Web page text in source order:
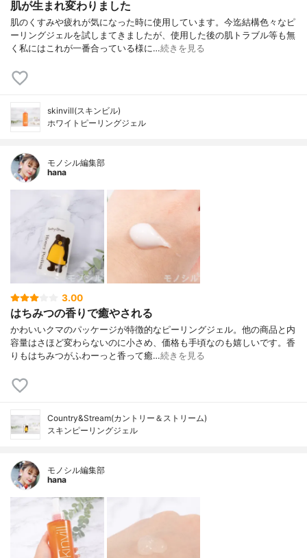
肌が生まれ変わりました
肌のくすみや疲れが気になった時に使用しています。今迄結構色々なピ
ーリングジェルを試しまてきましたが、使用した後の肌トラブル等も無
く私にはこれが一番合っている様に…続きを見る
skinvill(スキンビル)
ホワイトピーリングジェル
モノシル編集部
hana
3.00
はちみつの香りで癒やされる
かわいいクマのパッケージが特徴的なピーリングジェル。他の商品と内
容量はさほど変わらないのに小さめ、価格も手頃なのも嬉しいです。香
りもはちみつがふわーっと香って癒…続きを見る
Country&Stream(カントリー＆ストリーム)
スキンピーリングジェル
モノシル編集部
hana